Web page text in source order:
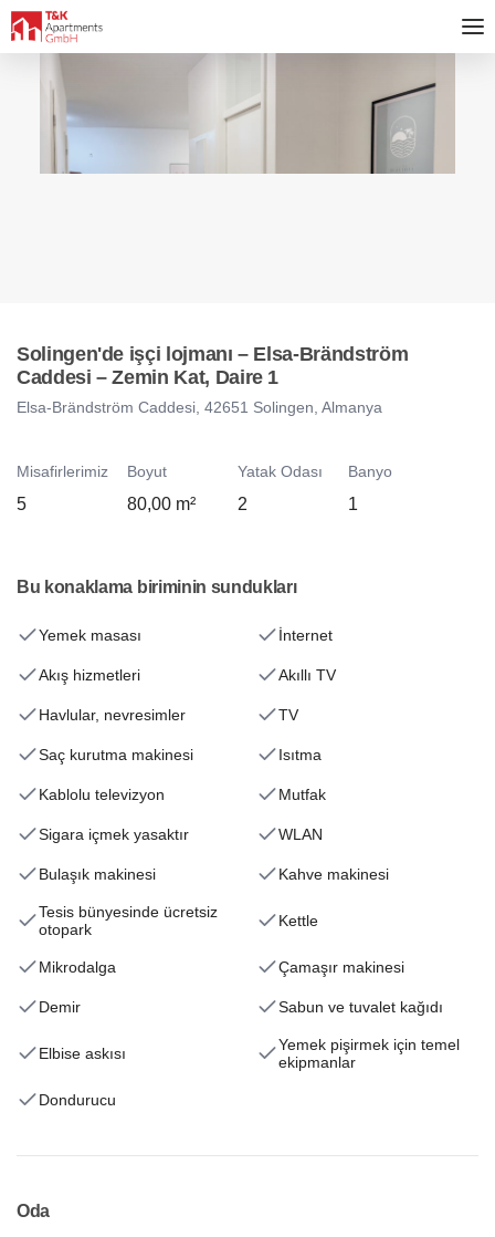
Solingen'de işçi lojmanı – Elsa-Brändström
Caddesi – Zemin Kat, Daire 1
Elsa-Brändström Caddesi, 42651 Solingen, Almanya
Misafirlerimiz
5
Boyut
80,00 m²
Yatak Odası
2
Banyo
1
Bu konaklama biriminin sundukları
Yemek masası İnternet
Akış hizmetleri Akıllı TV
Havlular, nevresimler TV
Saç kurutma makinesi Isıtma
Kablolu televizyon Mutfak
Sigara içmek yasaktır WLAN
Bulaşık makinesi Kahve makinesi
Tesis bünyesinde ücretsiz
otopark
Kettle
Mikrodalga Çamaşır makinesi
Demir Sabun ve tuvalet kağıdı
Elbise askısı
Yemek pişirmek için temel
ekipmanlar
Dondurucu
Oda